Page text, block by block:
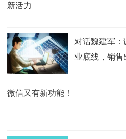
新活力
对话魏建军
业底线，销
微信又有新功能！